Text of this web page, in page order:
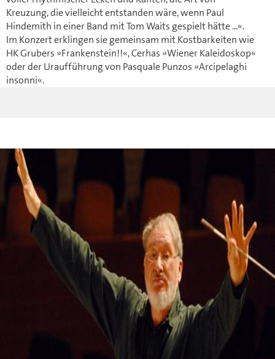
Kreuzung, die vielleicht entstanden wäre, wenn Paul
Hindemith in einer Band mit Tom Waits gespielt hätte ...«.
Im Konzert erklingen sie gemeinsam mit Kostbarkeiten wie
HK Grubers »Frankenstein!!«, Cerhas »Wiener Kaleidoskop«
oder der Uraufführung von Pasquale Punzos »Arcipelaghi
insonni«.